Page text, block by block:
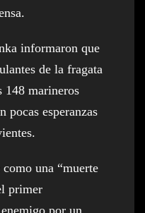
informaron que
de la fragata
148 marineros
pocas esperanzas
una “muerte
primer